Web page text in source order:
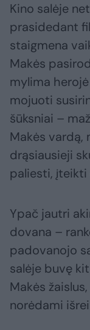
Kino salėje
prasidedant
staigmena
Makės
mylima
mojuoti
šūksniai –
Makės vardą,
drąsiausieji
paliesti,
Ypač jautri
dovana –
padovanojo
salėje buvę
Makės
norėdami